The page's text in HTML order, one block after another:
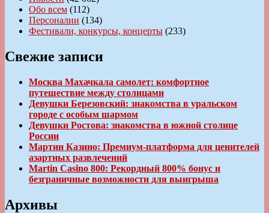
Обо всем (112)
Персоналии (134)
Фестивали, конкурсы, концерты (233)
Свежие записи
Москва Махачкала самолет: комфортное
путешествие между столицами
Девушки Березовский: знакомства в уральском
городе с особым шармом
Девушки Ростова: знакомства в южной столице
России
Мартин Казино: Премиум-платформа для ценителей
азартных развлечений
Martin Casino 800: Рекордный 800% бонус и
безграничные возможности для выигрыша
Архивы